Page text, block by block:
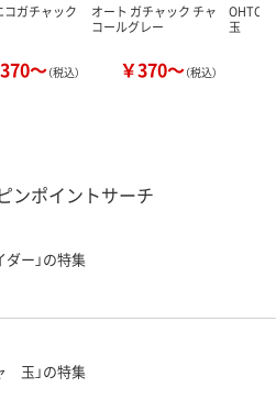
コガチャック
～（税込）
オート ガチャック チャ
コールグレー
￥370～（税込）
OHTO（
玉
ンポイントサーチ
ー」の特集
玉」の特集